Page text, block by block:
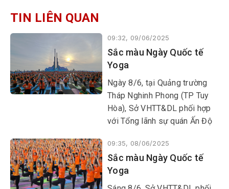
TIN LIÊN QUAN
09:32, 09/06/2025
Sắc màu Ngày Quốc tế
Yoga
​​​​​​​Ngày 8/6, tại Quảng trường
Tháp Nghinh Phong (TP Tuy
Hòa), Sở VHTT&DL phối hợp
với Tổng lãnh sự quán Ấn Độ
vị liên quan tổ chức Ngày
Quốc tế Yoga lần thứ XI - năm
2025.
09:35, 08/06/2025
Sắc màu Ngày Quốc tế
Yoga